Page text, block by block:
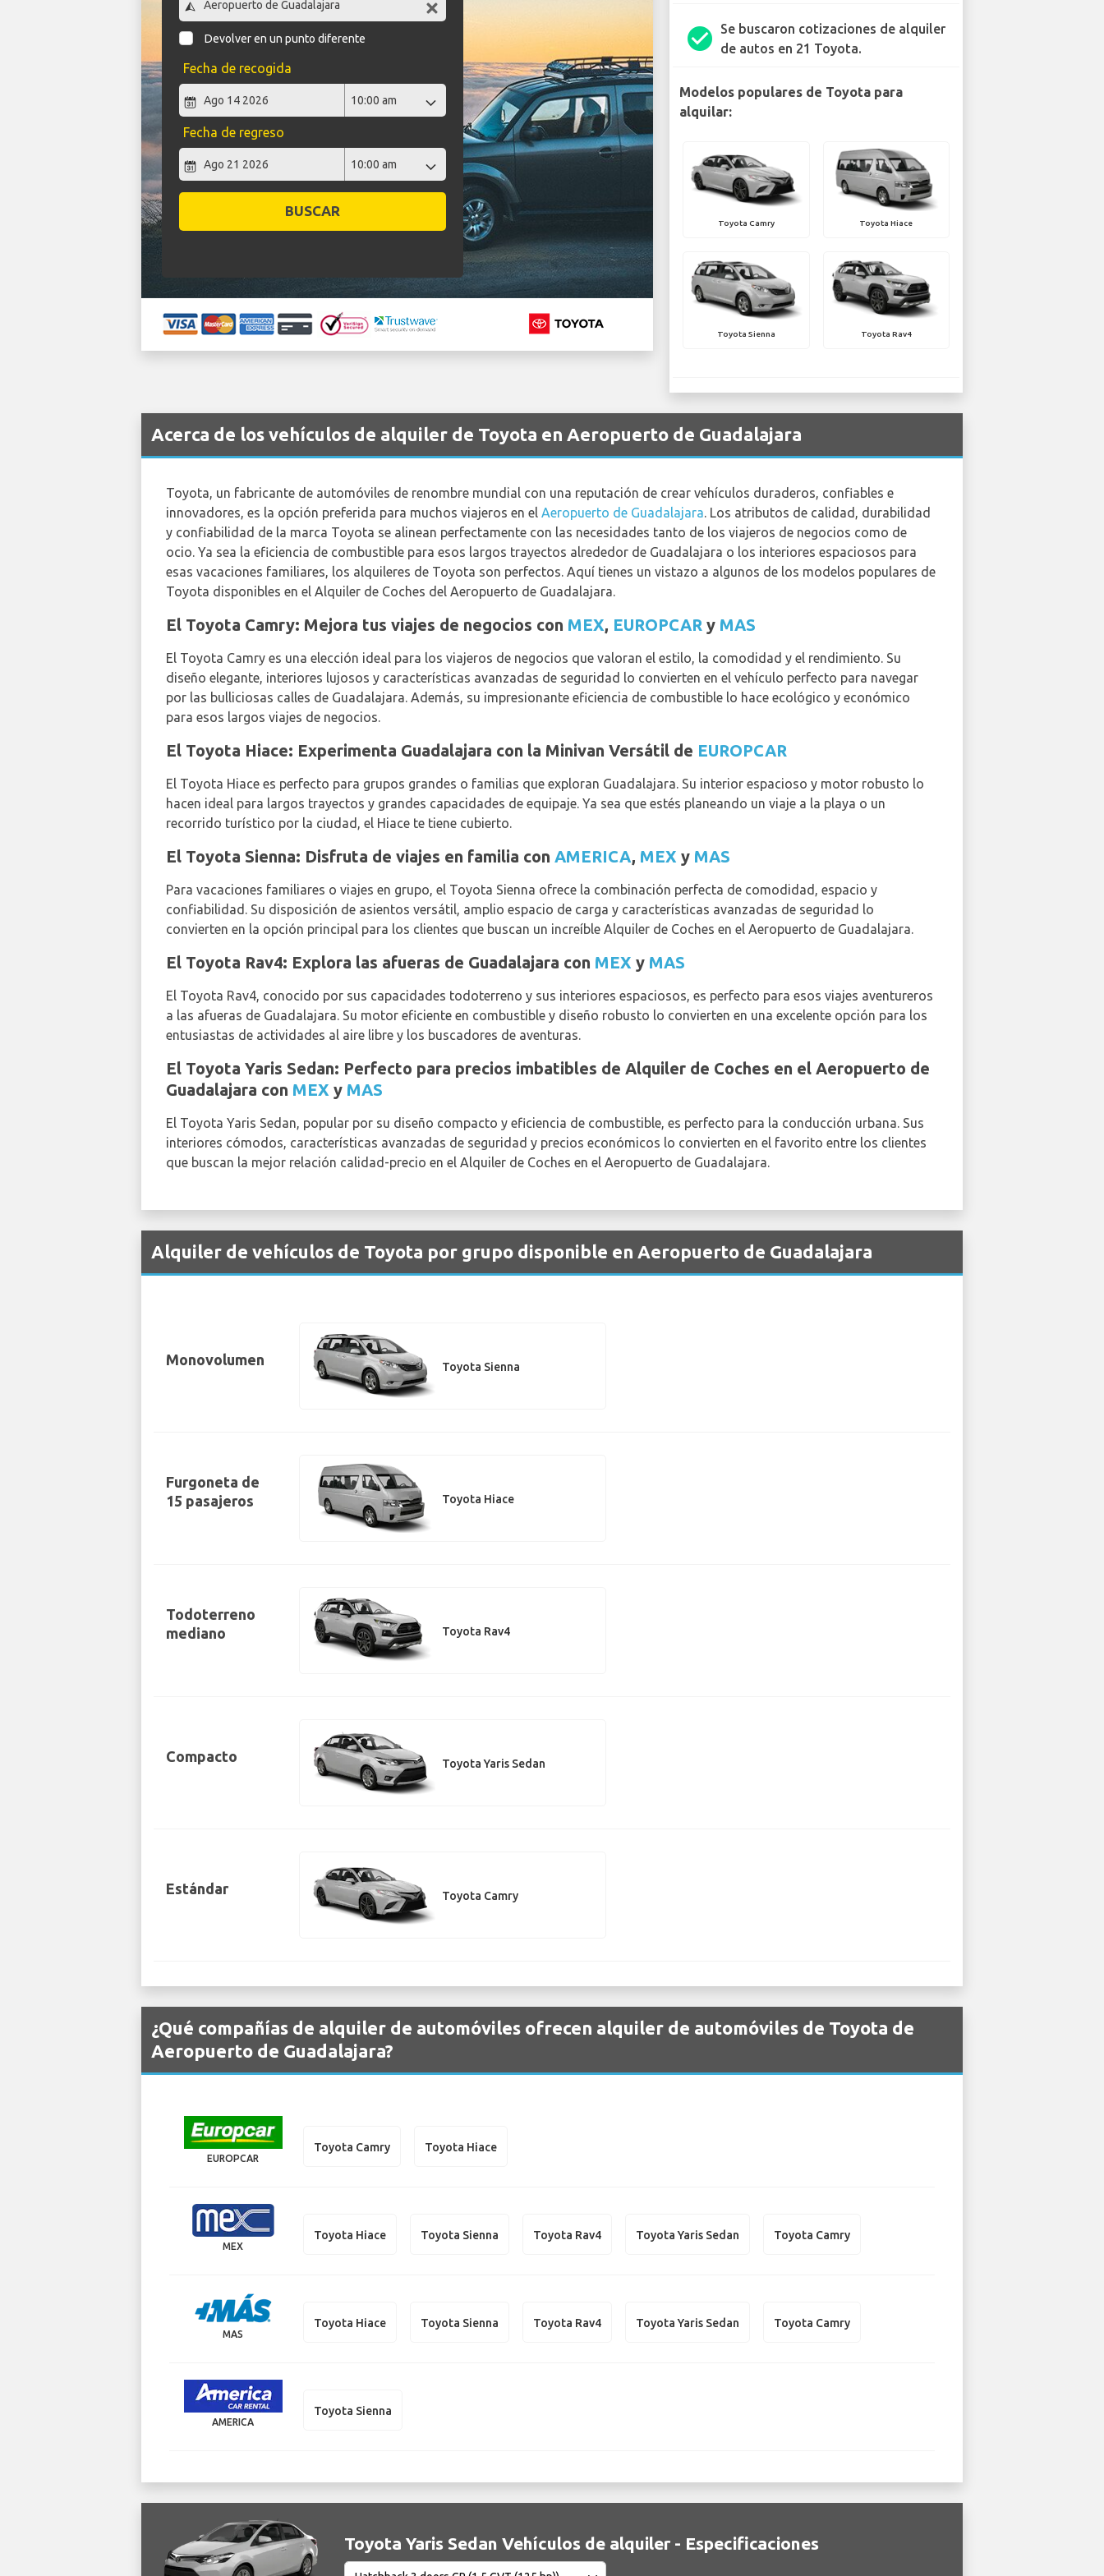
Devolver en un punto diferente
Fecha de recogida
Fecha de regreso
BUSCAR
check_circle
Se buscaron cotizaciones de alquiler
de autos en 21 Toyota.
Modelos populares de Toyota para
alquilar:
Toyota Camry Toyota Hiace
Toyota Sienna Toyota Rav4
Acerca de los vehículos de alquiler de Toyota en Aeropuerto de Guadalajara
Toyota, un fabricante de automóviles de renombre mundial con una reputación de crear vehículos duraderos, confiables e
innovadores, es la opción preferida para muchos viajeros en el Aeropuerto de Guadalajara. Los atributos de calidad, durabilidad
y confiabilidad de la marca Toyota se alinean perfectamente con las necesidades tanto de los viajeros de negocios como de
ocio. Ya sea la eficiencia de combustible para esos largos trayectos alrededor de Guadalajara o los interiores espaciosos para
esas vacaciones familiares, los alquileres de Toyota son perfectos. Aquí tienes un vistazo a algunos de los modelos populares de
Toyota disponibles en el Alquiler de Coches del Aeropuerto de Guadalajara.
El Toyota Camry: Mejora tus viajes de negocios con MEX, EUROPCAR y MAS
El Toyota Camry es una elección ideal para los viajeros de negocios que valoran el estilo, la comodidad y el rendimiento. Su
diseño elegante, interiores lujosos y características avanzadas de seguridad lo convierten en el vehículo perfecto para navegar
por las bulliciosas calles de Guadalajara. Además, su impresionante eficiencia de combustible lo hace ecológico y económico
para esos largos viajes de negocios.
El Toyota Hiace: Experimenta Guadalajara con la Minivan Versátil de EUROPCAR
El Toyota Hiace es perfecto para grupos grandes o familias que exploran Guadalajara. Su interior espacioso y motor robusto lo
hacen ideal para largos trayectos y grandes capacidades de equipaje. Ya sea que estés planeando un viaje a la playa o un
recorrido turístico por la ciudad, el Hiace te tiene cubierto.
El Toyota Sienna: Disfruta de viajes en familia con AMERICA, MEX y MAS
Para vacaciones familiares o viajes en grupo, el Toyota Sienna ofrece la combinación perfecta de comodidad, espacio y
confiabilidad. Su disposición de asientos versátil, amplio espacio de carga y características avanzadas de seguridad lo
convierten en la opción principal para los clientes que buscan un increíble Alquiler de Coches en el Aeropuerto de Guadalajara.
El Toyota Rav4: Explora las afueras de Guadalajara con MEX y MAS
El Toyota Rav4, conocido por sus capacidades todoterreno y sus interiores espaciosos, es perfecto para esos viajes aventureros
a las afueras de Guadalajara. Su motor eficiente en combustible y diseño robusto lo convierten en una excelente opción para los
entusiastas de actividades al aire libre y los buscadores de aventuras.
El Toyota Yaris Sedan: Perfecto para precios imbatibles de Alquiler de Coches en el Aeropuerto de
Guadalajara con MEX y MAS
El Toyota Yaris Sedan, popular por su diseño compacto y eficiencia de combustible, es perfecto para la conducción urbana. Sus
interiores cómodos, características avanzadas de seguridad y precios económicos lo convierten en el favorito entre los clientes
que buscan la mejor relación calidad-precio en el Alquiler de Coches en el Aeropuerto de Guadalajara.
Alquiler de vehículos de Toyota por grupo disponible en Aeropuerto de Guadalajara
Monovolumen Toyota Sienna
Furgoneta de
15 pasajeros
Toyota Hiace
Todoterreno
mediano
Toyota Rav4
Compacto Toyota Yaris Sedan
Estándar Toyota Camry
¿Qué compañías de alquiler de automóviles ofrecen alquiler de automóviles de Toyota de
Aeropuerto de Guadalajara?
EUROPCAR
Toyota Camry Toyota Hiace
MEX
Toyota Hiace Toyota Sienna Toyota Rav4 Toyota Yaris Sedan Toyota Camry
MAS
Toyota Hiace Toyota Sienna Toyota Rav4 Toyota Yaris Sedan Toyota Camry
AMERICA
Toyota Sienna
Toyota Yaris Sedan Vehículos de alquiler - Especificaciones